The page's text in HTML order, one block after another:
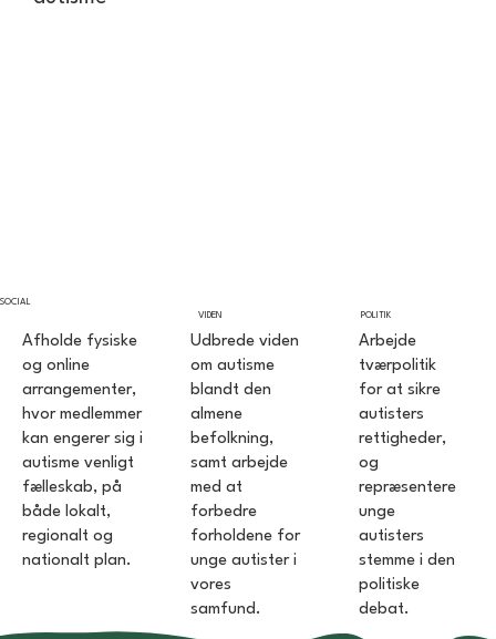
SOCIAL
Afholde fysiske
og online
arrangementer,
hvor medlemmer
kan engerer sig i
autisme venligt
fælleskab, på
både lokalt,
regionalt og
nationalt plan.
VIDEN
Udbrede viden
om autisme
blandt den
almene
befolkning,
samt arbejde
med at
forbedre
forholdene for
unge autister i
vores
samfund.
POLITIK
Arbejde
tværpolitik
for at sikre
autisters
rettigheder,
og
repræsentere
unge
autisters
stemme i den
politiske
debat.